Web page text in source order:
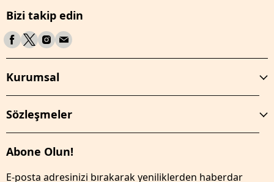
Bizi takip edin
Kurumsal
Sözleşmeler
Abone Olun!
E-posta adresinizi bırakarak yeniliklerden haberdar